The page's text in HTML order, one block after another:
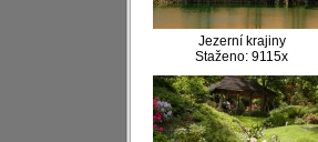
Jezerní krajiny
Staženo: 9115x